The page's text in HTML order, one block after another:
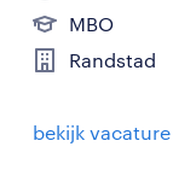
MBO
Randstad
bekijk vacature